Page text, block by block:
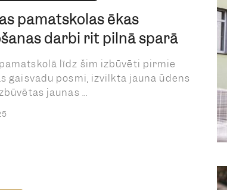
pamatskolas ēkas
darbi rit pilnā sparā
līdz šim izbūvēti pirmie
gaisvadu posmi, izvilkta jauna ūdens
jaunas ...